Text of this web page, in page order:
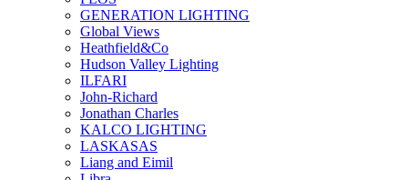
GENERATION LIGHTING
Global Views
Heathfield&Co
Hudson Valley Lighting
ILFARI
John-Richard
Jonathan Charles
KALCO LIGHTING
LASKASAS
Liang and Eimil